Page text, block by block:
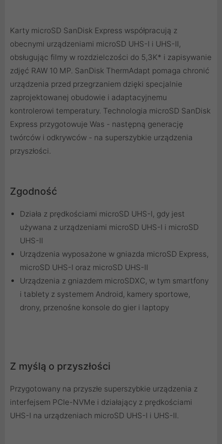
Karty microSD SanDisk Express współpracują z
obecnymi urządzeniami microSD UHS-I i UHS-II,
obsługując filmy w rozdzielczości do 5,3K* i zapisywanie
zdjęć RAW 10 MP. SanDisk ThermAdapt pomaga chronić
urządzenia przed przegrzaniem dzięki specjalnie
zaprojektowanej obudowie i adaptacyjnemu
kontrolerowi temperatury. Technologia microSD SanDisk
Express przygotowuje Was - następną generację
twórców i odkrywców - na superszybkie urządzenia
przyszłości.
Zgodność
Działa z prędkościami microSD UHS-I, gdy jest
używana z urządzeniami microSD UHS-I i microSD
UHS-II
Urządzenia wyposażone w gniazda microSD Express,
microSD UHS-I oraz microSD UHS-II
Urządzenia z gniazdem microSDXC, w tym smartfony
i tablety z systemem Android, kamery sportowe,
drony, przenośne konsole do gier i laptopy
Z myślą o przyszłości
Przygotowany na przyszłe superszybkie urządzenia z
interfejsem PCIe-NVMe i działający z prędkościami
UHS-I na urządzeniach microSD UHS-I i UHS-II.